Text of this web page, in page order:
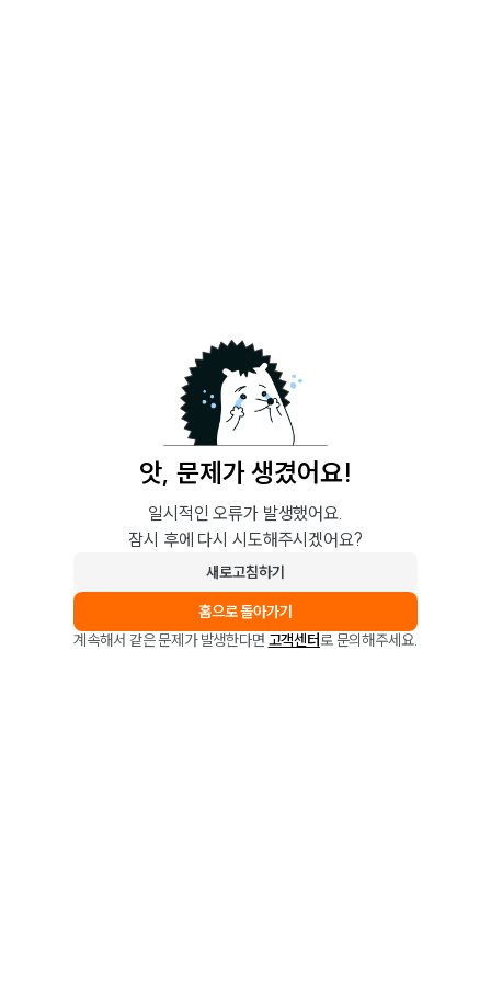
앗, 문제가 생겼어요!
일시적인 오류가 발생했어요.
잠시 후에 다시 시도해주시겠어요?
새로고침하기
홈으로 돌아가기
계속해서 같은 문제가 발생한다면 고객센터로 문의해주세요.